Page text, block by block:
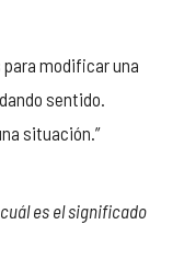
modificar una
sentido.
situación.”
es el significado